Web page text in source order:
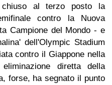
al terzo posto la
contro la Nuova
Campione del Mondo - e
dell'Olympic Stadium
contro il Giappone nella
diretta della
forse, ha segnato il punto